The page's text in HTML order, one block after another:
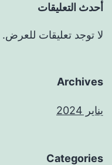
أحدث التعليقات
لا توجد تعليقات للعرض.
Archives
يناير 2024
Categories